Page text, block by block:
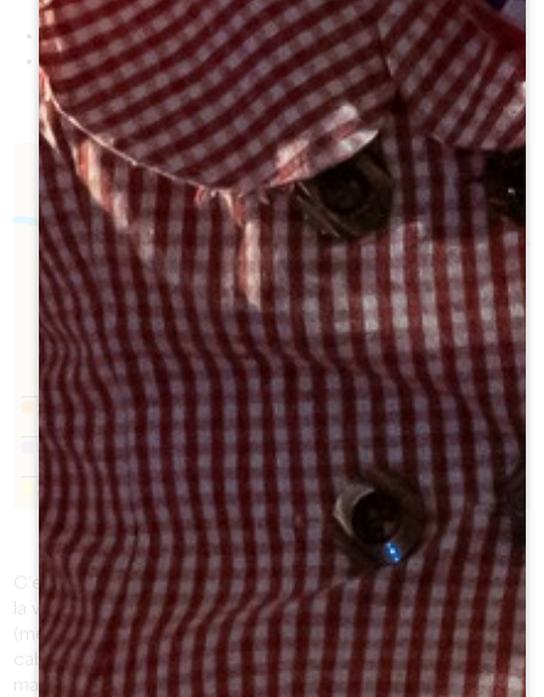
calcaire, argilo-calcaire, sableux et graveleux),
un micro-climat continental tempéré
et un relief en pentes douces permettant une
exposition de toutes les vignes aux rayons du soleil.
C’est cette combinaison de plusieurs conditions propices à
la viticulture ainsi qu’un savant assemblage de cépages
(merlot majoritairement associé au cabernet franc ou
cabernet sauvignon et dans de moindres proportions au
malbec) qui offrent au vin une palette gustative et olfactive